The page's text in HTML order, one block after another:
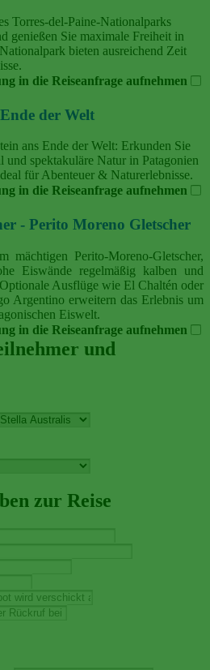
Torres-del-Paine-Nationalparks
genießen Sie maximale Freiheit in
bieten ausreichend Zeit
in die Reiseanfrage aufnehmen
der Welt
ans Ende der Welt: Erkunden Sie
und spektakuläre Natur in Patagonien
für Abenteuer & Naturerlebnisse.
in die Reiseanfrage aufnehmen
- Perito Moreno Gletscher
Perito‑Moreno‑Gletscher,
Eiswände regelmäßig kalben und
Ausflüge wie El Chaltén oder
Argentino erweitern das Erlebnis um
Eiswelt.
in die Reiseanfrage aufnehmen
und
zur Reise